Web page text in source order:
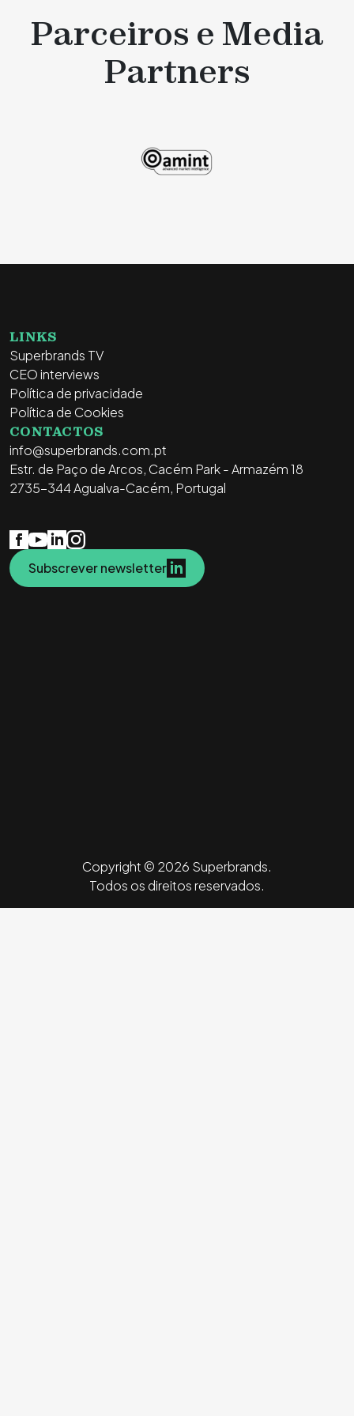
Parceiros e Media
Partners
LINKS
Superbrands TV
CEO interviews
Política de privacidade
Política de Cookies
CONTACTOS
info@superbrands.com.pt
Estr. de Paço de Arcos, Cacém Park - Armazém 18
2735-344 Agualva-Cacém, Portugal
Subscrever newsletter
Copyright © 2026 Superbrands.
Todos os direitos reservados.